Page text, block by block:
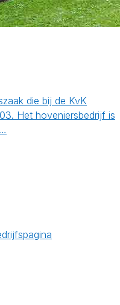
die bij de KvK
Het hoveniersbedrijf is